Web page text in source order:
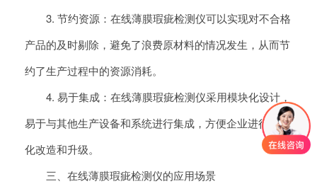
3. 节约资源：在线薄膜瑕疵检测仪可以实现对不合格
产品的及时剔除，避免了浪费原材料的情况发生，从而节
约了生产过程中的资源消耗。
4. 易于集成：在线薄膜瑕疵检测仪采用模块化设计，
易于与其他生产设备和系统进行集成，方便企业进行智能
化改造和升级。
三、在线薄膜瑕疵检测仪的应用场景